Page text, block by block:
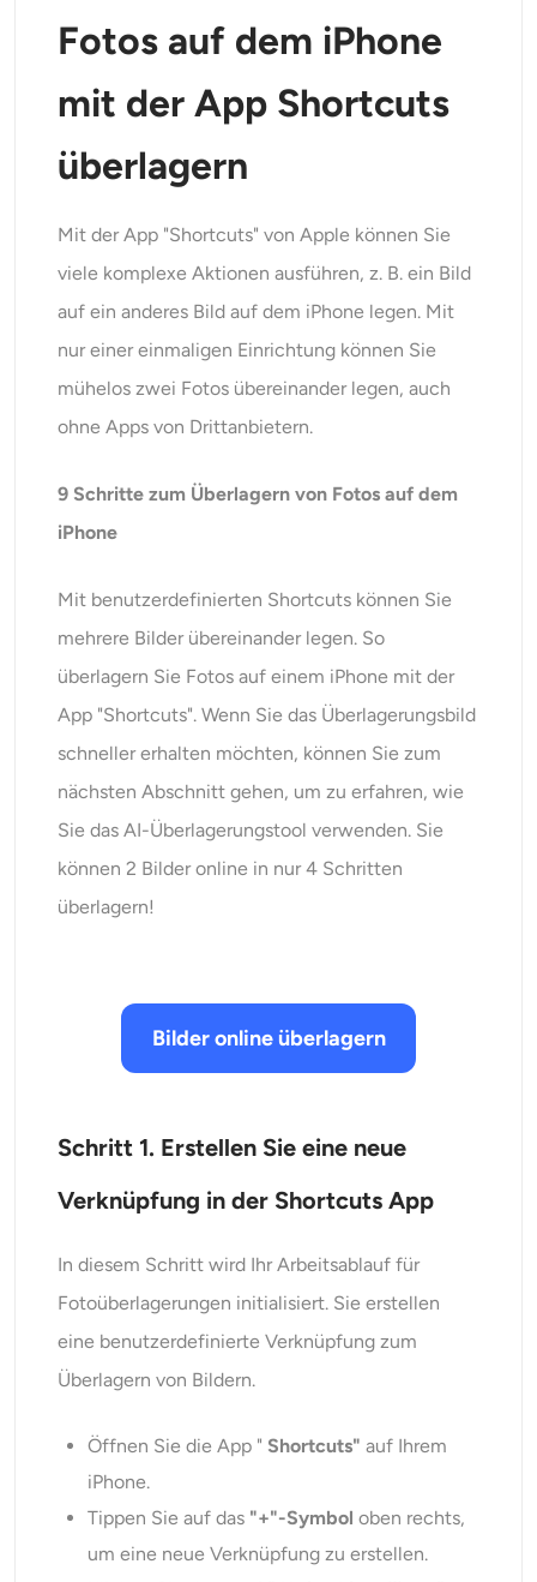
Videoeffekte
Video-Verstärker
Video-Wasserzeichen-Entferner
Fotos auf dem iPhone
mit der App Shortcuts
überlagern
Mit der App "Shortcuts" von Apple können Sie
viele komplexe Aktionen ausführen, z. B. ein Bild
auf ein anderes Bild auf dem iPhone legen. Mit
nur einer einmaligen Einrichtung können Sie
mühelos zwei Fotos übereinander legen, auch
ohne Apps von Drittanbietern.
9 Schritte zum Überlagern von Fotos auf dem
iPhone
Mit benutzerdefinierten Shortcuts können Sie
mehrere Bilder übereinander legen. So
überlagern Sie Fotos auf einem iPhone mit der
App "Shortcuts". Wenn Sie das Überlagerungsbild
schneller erhalten möchten, können Sie zum
nächsten Abschnitt gehen, um zu erfahren, wie
Sie das AI-Überlagerungstool verwenden. Sie
können 2 Bilder online in nur 4 Schritten
überlagern!
Bilder online überlagern
Schritt 1. Erstellen Sie eine neue
Verknüpfung in der Shortcuts App
In diesem Schritt wird Ihr Arbeitsablauf für
Fotoüberlagerungen initialisiert. Sie erstellen
eine benutzerdefinierte Verknüpfung zum
Überlagern von Bildern.
Öffnen Sie die App " Shortcuts" auf Ihrem
iPhone.
Tippen Sie auf das "+"-Symbol oben rechts,
um eine neue Verknüpfung zu erstellen.